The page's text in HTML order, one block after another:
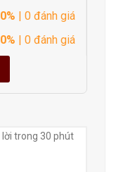
0% | 0 đánh giá
0% | 0 đánh giá